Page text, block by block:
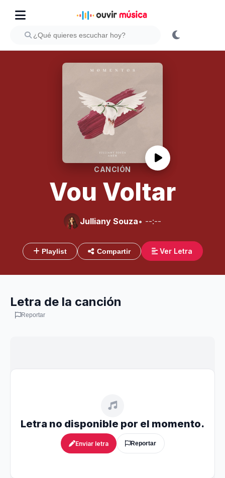
CANCIÓN
Vou Voltar
Julliany Souza• --:--
Playlist Compartir Ver Letra
Letra de la canción
Reportar
Letra no disponible por el momento.
Enviar letra Reportar